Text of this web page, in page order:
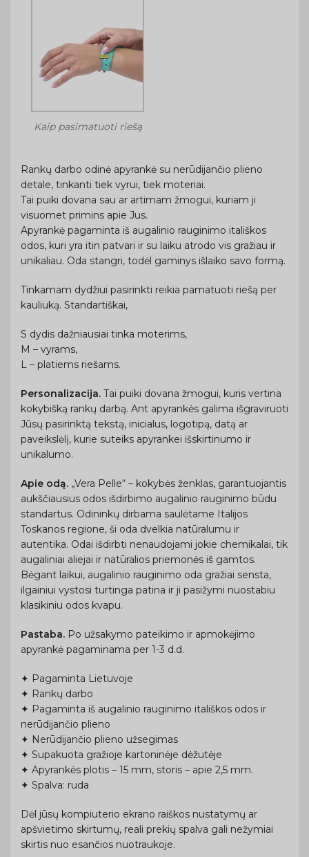
Kaip pasimatuoti riešą
Rankų darbo odinė apyrankė su nerūdijančio plieno
detale, tinkanti tiek vyrui, tiek moteriai.
Tai puiki dovana sau ar artimam žmogui, kuriam ji
visuomet primins apie Jus.
Apyrankė pagaminta iš augalinio rauginimo itališkos
odos, kuri yra itin patvari ir su laiku atrodo vis gražiau ir
unikaliau. Oda stangri, todėl gaminys išlaiko savo formą.
Tinkamam dydžiui pasirinkti reikia pamatuoti riešą per
kauliuką. Standartiškai,
S dydis dažniausiai tinka moterims,
M – vyrams,
L – platiems riešams.
Personalizacija. Tai puiki dovana žmogui, kuris vertina
kokybišką rankų darbą. Ant apyrankės galima išgraviruoti
Jūsų pasirinktą tekstą, inicialus, logotipą, datą ar
paveikslėlį, kurie suteiks apyrankei išskirtinumo ir
unikalumo.
Apie odą. „Vera Pelle“ – kokybės ženklas, garantuojantis
aukščiausius odos išdirbimo augalinio rauginimo būdu
standartus. Odininkų dirbama saulėtame Italijos
Toskanos regione, ši oda dvelkia natūralumu ir
autentika. Odai išdirbti nenaudojami jokie chemikalai, tik
augaliniai aliejai ir natūralios priemonės iš gamtos.
Bėgant laikui, augalinio rauginimo oda gražiai sensta,
ilgainiui vystosi turtinga patina ir ji pasižymi nuostabiu
klasikiniu odos kvapu.
Pastaba. Po užsakymo pateikimo ir apmokėjimo
apyrankė pagaminama per 1-3 d.d.
✦ Pagaminta Lietuvoje
✦ Rankų darbo
✦ Pagaminta iš augalinio rauginimo itališkos odos ir
nerūdijančio plieno
✦ Nerūdijančio plieno užsegimas
✦ Supakuota gražioje kartoninėje dėžutėje
✦ Apyrankės plotis – 15 mm, storis – apie 2,5 mm.
✦ Spalva: ruda
Dėl jūsų kompiuterio ekrano raiškos nustatymų ar
apšvietimo skirtumų, reali prekių spalva gali nežymiai
skirtis nuo esančios nuotraukoje.